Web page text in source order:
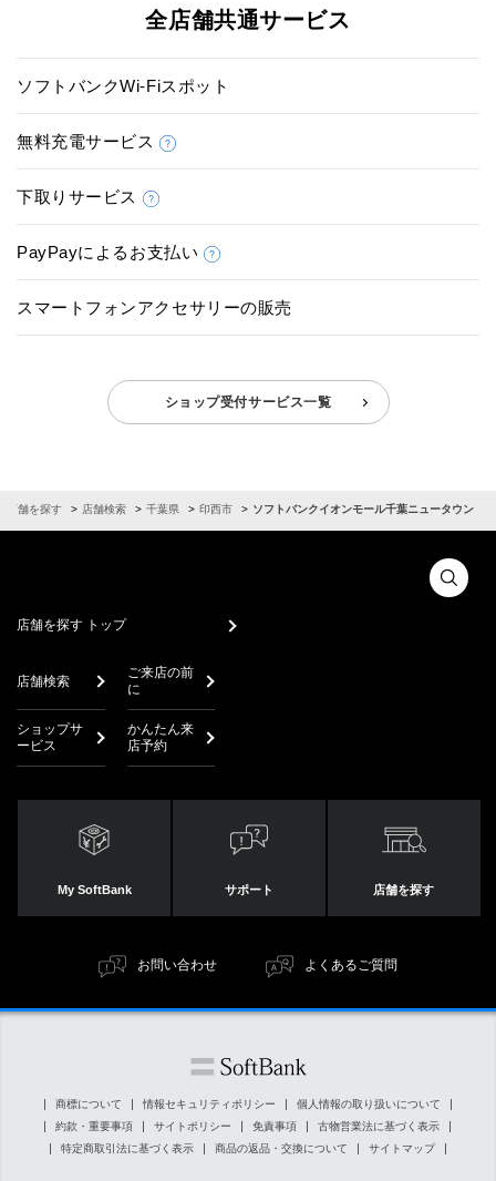
全店舗共通サービス
ソフトバンクWi-Fiスポット
無料充電サービス
下取りサービス
PayPayによるお支払い
スマートフォンアクセサリーの販売
ショップ受付サービス一覧
店舗を探す 店舗検索 千葉県 印西市 ソフトバンクイオンモール千葉ニュータウン
店舗を探す トップ
店舗検索
ご来店の前
に
ショップサ
ービス
かんたん来
店予約
My SoftBank サポート 店舗を探す
お問い合わせ よくあるご質問
商標について 情報セキュリティポリシー
個人情報の取り扱いについて
約款・重要事項
サイトポリシー 免責事項
古物営業法に基づく表示
特定商取引法に基づく表示
商品の返品・交換について サイトマップ